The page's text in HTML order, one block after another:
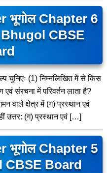
भूगोल Chapter 6
CBSE
चुनिएः (1) निम्नलिखित में से किस
एवं संरचना में परिवर्तन लाता है?
वाले क्षेत्र में (ग) प्रस्थान एवं
उत्तर: (ग) प्रस्थान एवं […]
भूगोल Chapter 5
CBSE Board